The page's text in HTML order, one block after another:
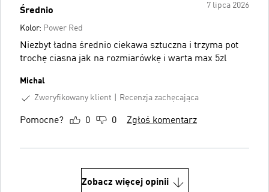
7 lipca 2026
Średnio
Kolor: Power Red
Niezbyt ładna średnio ciekawa sztuczna i trzyma pot
trochę ciasna jak na rozmiarówkę i warta max 5zl
Michal
Zweryfikowany klient
Recenzja zachęcająca
Pomocne? 0 0 Zgłoś komentarz
Zobacz więcej opinii